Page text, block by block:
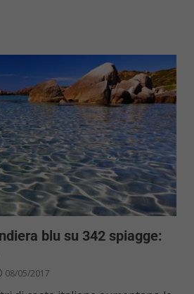
blu su 342 spiagge:
08/05/2017